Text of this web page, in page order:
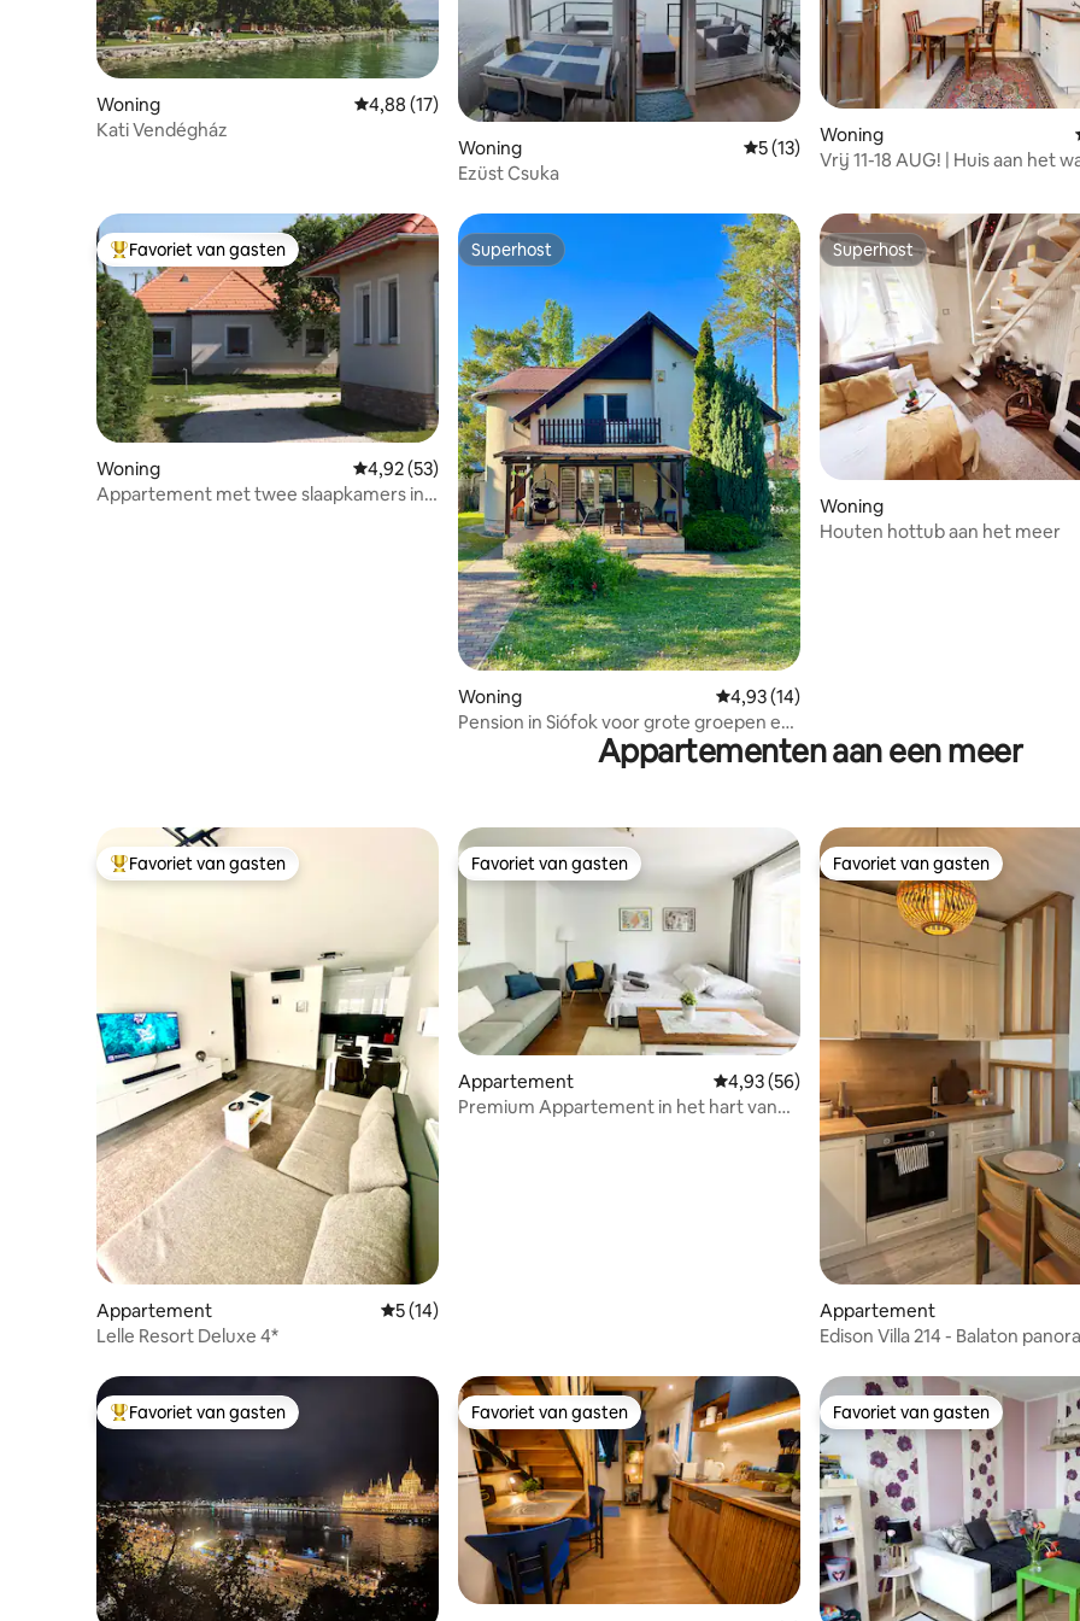
Woning Gemiddelde beoordeling van 4,88 uit 5, 17 recensies
4,88 (17)
Kati Vendégház
Woning Gemiddelde beoordeling van 5 uit 5, 13
5 (13)
Ezüst Csuka
Woning
Vrij 11-18 AUG! | Huis aan het
Topfavoriet van gasten
Favoriet van gasten
Woning Gemiddelde beoordeling van 4,92 uit 5, 53 recensies
4,92 (53)
Appartement met twee slaapkamers in
Superhost
Superhost
Woning Gemiddelde beoordeling van 4,93 uit 5, 14
4,93 (14)
Pension in Siófok voor grote groepen en
Superhost
Superhost
Woning
Houten hottub aan het meer
Appartementen aan een meer
Topfavoriet van gasten
Favoriet van gasten
Appartement Gemiddelde beoordeling van 5 uit 5, 14 recensies
5 (14)
Lelle Resort Deluxe 4*
Favoriet van gasten
Favoriet van gasten
Appartement Gemiddelde beoordeling van 4,93 uit 5, 56
4,93 (56)
Premium Appartement in het hart van
Favoriet van gasten
Favoriet van gasten
Appartement
Edison Villa 214 - Balaton
Topfavoriet van gasten
Favoriet van gasten Favoriet van gasten
Favoriet van gasten Favoriet van gasten
Favoriet van gasten